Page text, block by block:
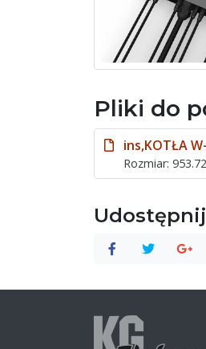
Pliki do
ins,KOTŁA
Rozmiar:
Udostępnij